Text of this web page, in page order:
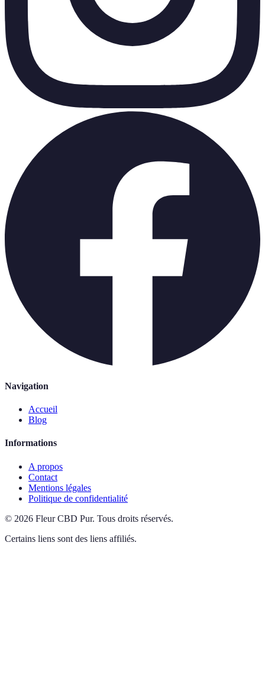
Navigation
Accueil
Blog
Informations
A propos
Contact
Mentions légales
Politique de confidentialité
© 2026 Fleur CBD Pur. Tous droits réservés.
Certains liens sont des liens affiliés.